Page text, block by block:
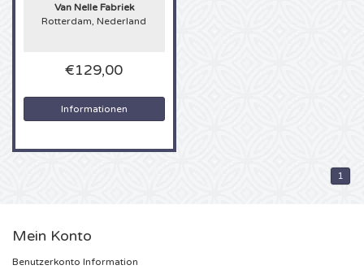
Enrique Iglesias Karten
Maroon 5 Karten
Taylor Swift Karten
Van Nelle Fabriek
Rotterdam, Nederland
€129,00
Informationen
1
Mein Konto
Benutzerkonto Information